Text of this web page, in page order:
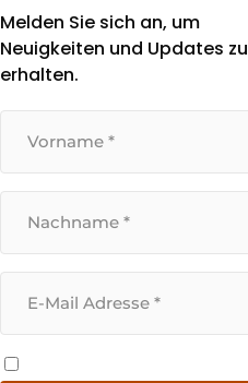
Melden Sie sich an, um
Neuigkeiten und Updates zu
erhalten.